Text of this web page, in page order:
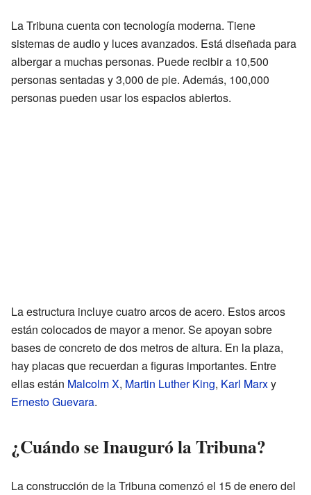
La Tribuna cuenta con tecnología moderna. Tiene
sistemas de audio y luces avanzados. Está diseñada para
albergar a muchas personas. Puede recibir a 10,500
personas sentadas y 3,000 de pie. Además, 100,000
personas pueden usar los espacios abiertos.
La estructura incluye cuatro arcos de acero. Estos arcos
están colocados de mayor a menor. Se apoyan sobre
bases de concreto de dos metros de altura. En la plaza,
hay placas que recuerdan a figuras importantes. Entre
ellas están Malcolm X, Martin Luther King, Karl Marxy
Ernesto Guevara.
¿Cuándo se Inauguró la Tribuna?
La construcción de la Tribuna comenzó el 15 de enero del